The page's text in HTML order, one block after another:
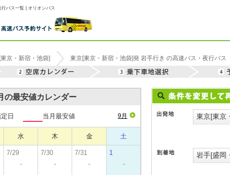
バス一覧 | オリオンバス
京・新宿・池袋] 東京[東京・新宿・池袋]発 岩手行き の高速バス・夜行バス
の最安値カレンダー
9月
日 当月最安値
水 木 金 土
7/29
-
7/30
-
7/31
-
1
-